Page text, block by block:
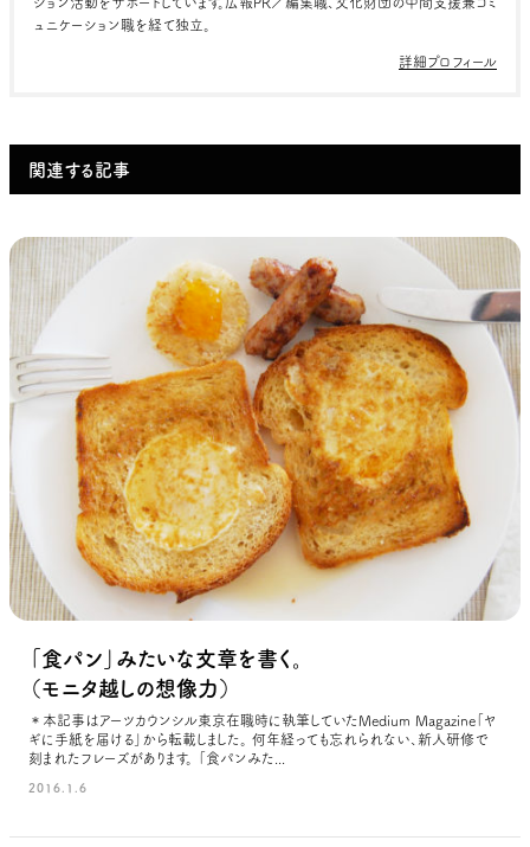
ュニケーション職を経て独立。
詳細プロフィール
関連する記事
「食パン」みたいな文章を書く。
（モニタ越しの想像力）
＊本記事はアーツカウンシル東京在職時に執筆していたMedium Magazine「ヤ
ギに手紙を届ける」から転載しました。 何年経っても忘れられない、新人研修で
刻まれたフレーズがあります。 「食パンみた...
2016.1.6